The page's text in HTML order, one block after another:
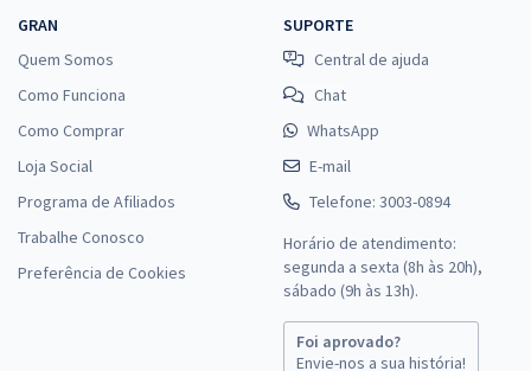
GRAN
Quem Somos
Como Funciona
Como Comprar
Loja Social
Programa de Afiliados
Trabalhe Conosco
Preferência de Cookies
SUPORTE
Central de ajuda
Chat
WhatsApp
E-mail
Telefone: 3003-0894
Horário de atendimento:
segunda a sexta (8h às 20h),
sábado (9h às 13h).
Foi aprovado?
Envie-nos a sua história!